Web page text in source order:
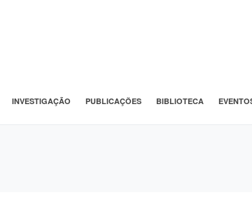
INVESTIGAÇÃO PUBLICAÇÕES BIBLIOTECA